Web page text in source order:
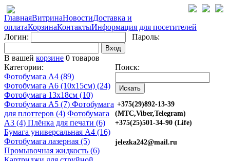
ГлавнаяВитринаНовостиДоставка и
оплатаКорзинаКонтактыИнформация для посетителей
Логин:
Пароль:
Вход
В вашей корзине 0 товаров
Категории:
Фотобумага A4 (89)
Фотобумага A6 (10х15см) (24)
Фотобумага 13х18см (10)
Фотобумага A5 (7) Фотобумага
для плоттеров (4) Фотобумага
A3 (4) Плёнка для печати (6)
Бумага универсальная A4 (16)
Фотобумага лазерная (5)
Промывочная жидкость (6)
Поиск:
+375(29)892-13-39
(МТС,Viber,Telegram)
+375(25)501-34-90 (Life)
jelezka242@mail.ru